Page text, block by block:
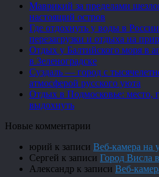
Маврикий за пределами
настоящий остров
Где отдохнуть у воды в
перезагрузки и отдыха на
Отдых у Балтийского моря в
в Зеленоградске
Суздаль — город с
атмосферой русского уюта
Отдых в Подмосковье: место,
выдохнуть
Новые комментарии
юрий к записи Веб-камера на
Сергей к записи Город Висла
Александр к записи Веб-